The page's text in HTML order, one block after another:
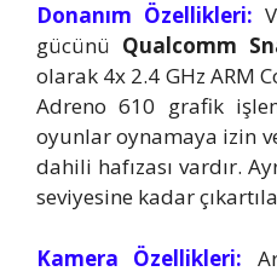
Donanım Özellikleri:
gücünü Qualcomm
olarak 4x 2.4 GHz ARM
Adreno 610 grafik
oyunlar oynamaya izin
dahili hafızası vardır.
seviyesine kadar
Kamera Özellikleri: